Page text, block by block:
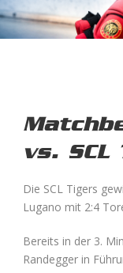
vs. SCL
Die SCL Tigers
Lugano mit 2:4
Bereits in der 3.
Randegger in